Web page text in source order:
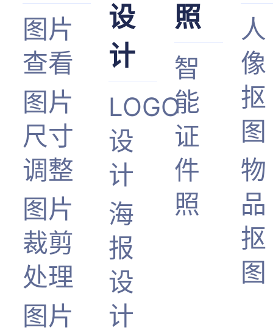
图片
查看
图片
尺寸
调整
图片
裁剪
处理
图片
设
计
LOGO
设
计
海
报
设
计
照
智
能
证
件
照
人
像
抠
图
物
品
抠
图